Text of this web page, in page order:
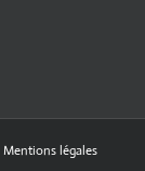
Mentions légales